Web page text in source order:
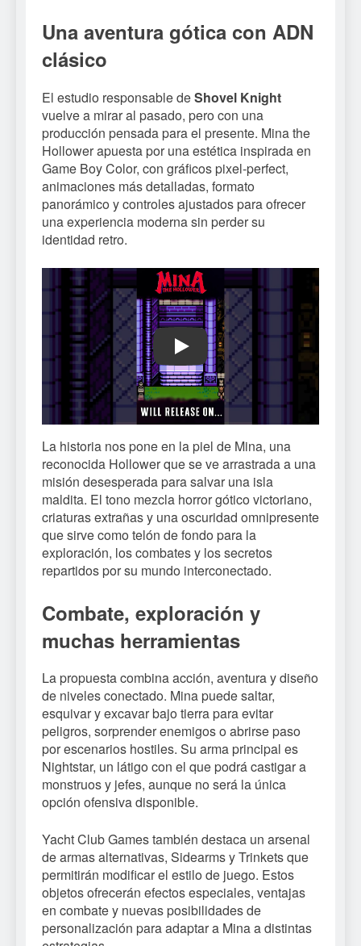
Una aventura gótica con ADN
clásico
El estudio responsable deShovel Knight
vuelve a mirar al pasado, pero con una
producción pensada para el presente. Mina the
Hollower apuesta por una estética inspirada en
Game Boy Color, con gráficos pixel-perfect,
animaciones más detalladas, formato
panorámico y controles ajustados para ofrecer
una experiencia moderna sin perder su
identidad retro.
Play
La historia nos pone en la piel de Mina, una
reconocida Hollower que se ve arrastrada a una
misión desesperada para salvar una isla
maldita. El tono mezcla horror gótico victoriano,
criaturas extrañas y una oscuridad omnipresente
que sirve como telón de fondo para la
exploración, los combates y los secretos
repartidos por su mundo interconectado.
Combate, exploración y
muchas herramientas
La propuesta combina acción, aventura y diseño
de niveles conectado. Mina puede saltar,
esquivar y excavar bajo tierra para evitar
peligros, sorprender enemigos o abrirse paso
por escenarios hostiles. Su arma principal es
Nightstar, un látigo con el que podrá castigar a
monstruos y jefes, aunque no será la única
opción ofensiva disponible.
Yacht Club Games también destaca un arsenal
de armas alternativas, Sidearms y Trinkets que
permitirán modificar el estilo de juego. Estos
objetos ofrecerán efectos especiales, ventajas
en combate y nuevas posibilidades de
personalización para adaptar a Mina a distintas